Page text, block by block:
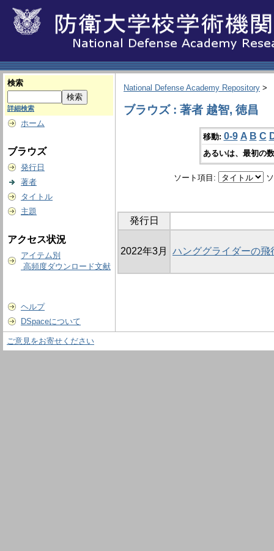
検索
詳細検索
ホーム
ブラウズ
発行日
著者
タイトル
主題
アクセス状況
アイテム別
高頻度ダウンロード文献
ヘルプ
DSpaceについて
National Defense Academy Repository >
ブラウズ : 著者 越智, 徳昌
移動: 0-9 A B C
あるいは、最初の
ソート項目:
発行日
2022年3月 ハンググライダーの
ご意見をお寄せください